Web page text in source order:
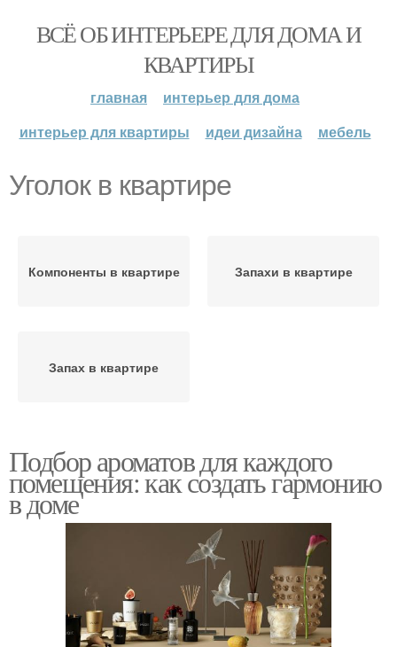
ВСЁ ОБ ИНТЕРЬЕРЕ ДЛЯ ДОМА И
КВАРТИРЫ
главная
интерьер для дома
интерьер для квартиры
идеи дизайна мебель
Уголок в квартире
Компоненты в квартире Запахи в квартире
Запах в квартире
Подбор ароматов для каждого
помещения: как создать гармонию
в доме